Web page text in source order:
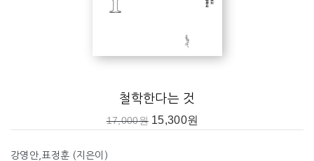
철학한다는 것
17,000원 15,300원
강영안,표정훈 (지은이)
과 인식론을 맡아 강의했으며, 귀국 후 계명대학교 철학과 교수를 거쳐
루뱅대학교 초빙 교수로 레비나스를 연구하였고, 미국 칼빈칼리지에서
학회, 한국철학회 회장, 인문학대중화위원회 위원장, 학교법인 고려학원
이사장을 역임했으며, 두레교회와 주님의 보배교회 장로로 섬겼다. 현재